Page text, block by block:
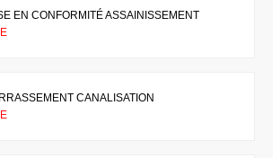
EN CONFORMITÉ ASSAINISSEMENT
CANALISATION